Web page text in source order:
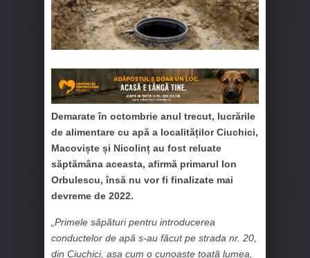
Demarate în octombrie anul trecut, lucrările
de alimentare cu apă a localităților Ciuchici,
Macoviște și Nicolinț au fost reluate
săptămâna aceasta, afirmă primarul Ion
Orbulescu, însă nu vor fi finalizate mai
devreme de 2022.
„Primele săpături pentru introducerea
conductelor de apă s-au făcut pe strada nr. 20,
din Ciuchici, așa cum o cunoaște toată lumea,